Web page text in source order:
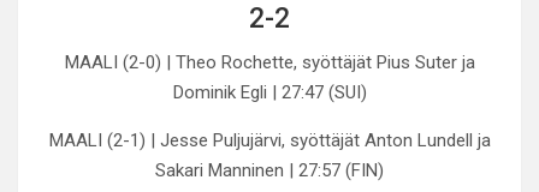
2-2
MAALI (2-0) | Theo Rochette, syöttäjät Pius Suter ja
Dominik Egli | 27:47 (SUI)
MAALI (2-1) | Jesse Puljujärvi, syöttäjät Anton Lundell ja
Sakari Manninen | 27:57 (FIN)